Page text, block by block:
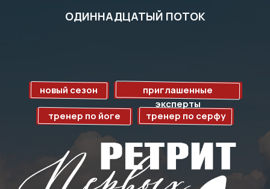
ОДИННАДЦАТЫЙ ПОТОК
тренер по йоге тренер по серфу
новый сезон
приглашенные
эксперты